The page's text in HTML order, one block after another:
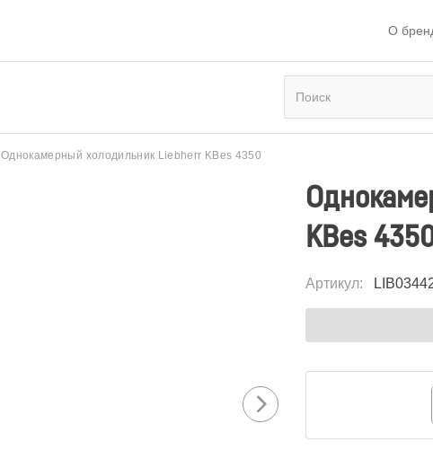
О
Однокамерный холодильник Liebherr KBes 4350
KBes
Артикул: